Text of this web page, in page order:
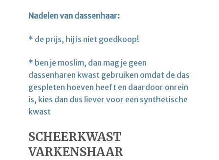
Nadelen van dassenhaar:
* de prijs, hij is niet goedkoop!
* ben je moslim, dan mag je geen
dassenharen kwast gebruiken omdat de das
gespleten hoeven heeft en daardoor onrein
is, kies dan dus liever voor een synthetische
kwast
SCHEERKWAST
VARKENSHAAR